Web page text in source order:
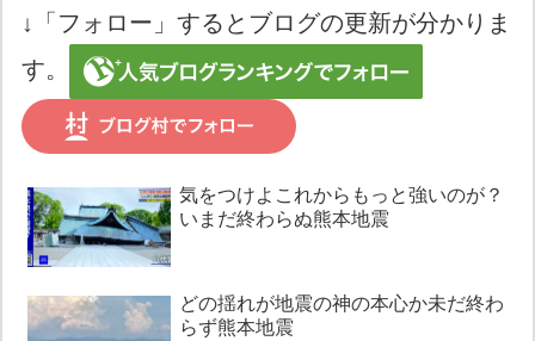
↓「フォロー」するとブログの更新が分かりま
す。
気をつけよこれからもっと強いのが？
いまだ終わらぬ熊本地震
どの揺れが地震の神の本心か未だ終わ
らず熊本地震